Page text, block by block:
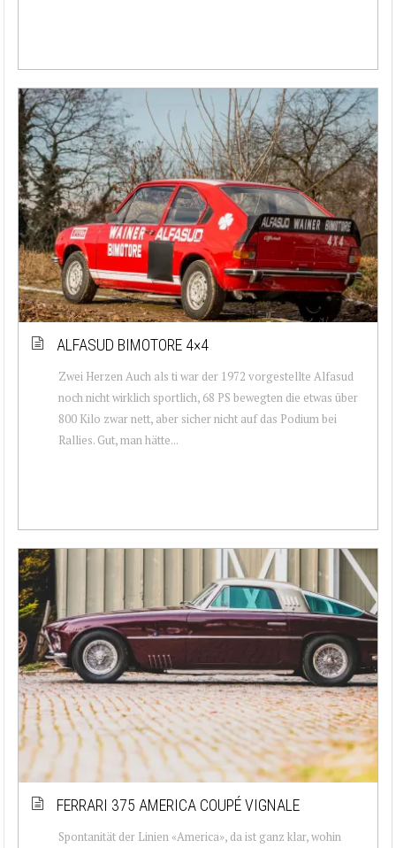
ALFASUD BIMOTORE 4×4
Zwei Herzen Auch als ti war der 1972 vorgestellte Alfasud
noch nicht wirklich sportlich, 68 PS bewegten die etwas über
800 Kilo zwar nett, aber sicher nicht auf das Podium bei
Rallies. Gut, man hätte...
FERRARI 375 AMERICA COUPÉ VIGNALE
Spontanität der Linien «America», da ist ganz klar, wohin